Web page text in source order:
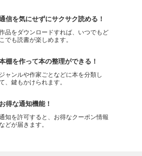
信を気にせずにサクサク読める！
品をダウンロードすれば、いつでもど
こでも読書が楽しめます。
棚を作って本の整理ができる！
ジャンルや作家ごとなどに本を分類し
、鍵もかけられます。
お得な通知機能！
知を許可すると、お得なクーポン情報
どが届きます。